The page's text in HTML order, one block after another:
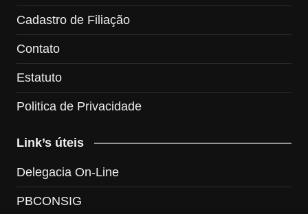
Cadastro de Filiação
Contato
Estatuto
Politica de Privacidade
Link’s úteis
Delegacia On-Line
PBCONSIG